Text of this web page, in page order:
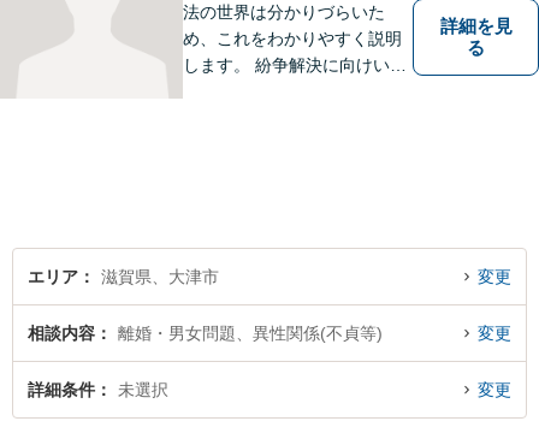
法の世界は分かりづらいた
め、これをわかりやすく説明
します。 紛争解決に向けいく
詳細を見
る
エリア 滋賀県、大津市 変更
相談内容 離婚・男女問題、異性関係(不貞等) 変更
詳細条件 未選択 変更